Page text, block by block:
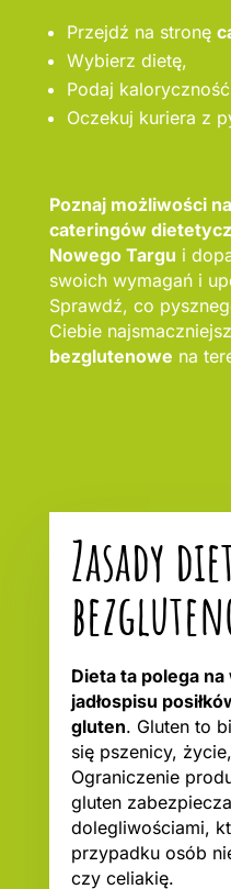
Przejdź na stronę
Wybierz dietę,
Podaj
Oczekuj kuriera z
Poznaj możliwości
cateringów
Nowego Targu i
swoich wymagań i
Sprawdź, co
Ciebie
bezglutenowe na
Zasady
Dieta ta polega
jadłospisu
gluten. Gluten to
się pszenicy,
Ograniczenie
gluten
dolegliwościami,
przypadku osób
czy celiakię.